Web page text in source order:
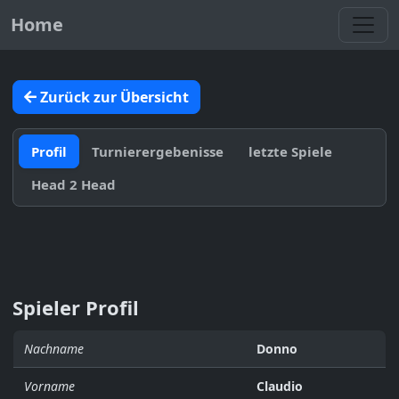
Home
Zurück zur Übersicht
Profil Turnierergebenisse
letzte Spiele
Head 2 Head
Spieler Profil
Nachname Donno
Vorname Claudio